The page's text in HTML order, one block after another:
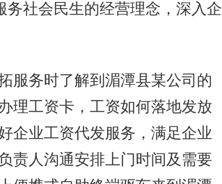
务社会民生的经营理念，深入企
务时了解到湄潭县某公司的
理工资卡，工资如何落地发放
企业工资代发服务，满足企业
责人沟通安排上门时间及需要